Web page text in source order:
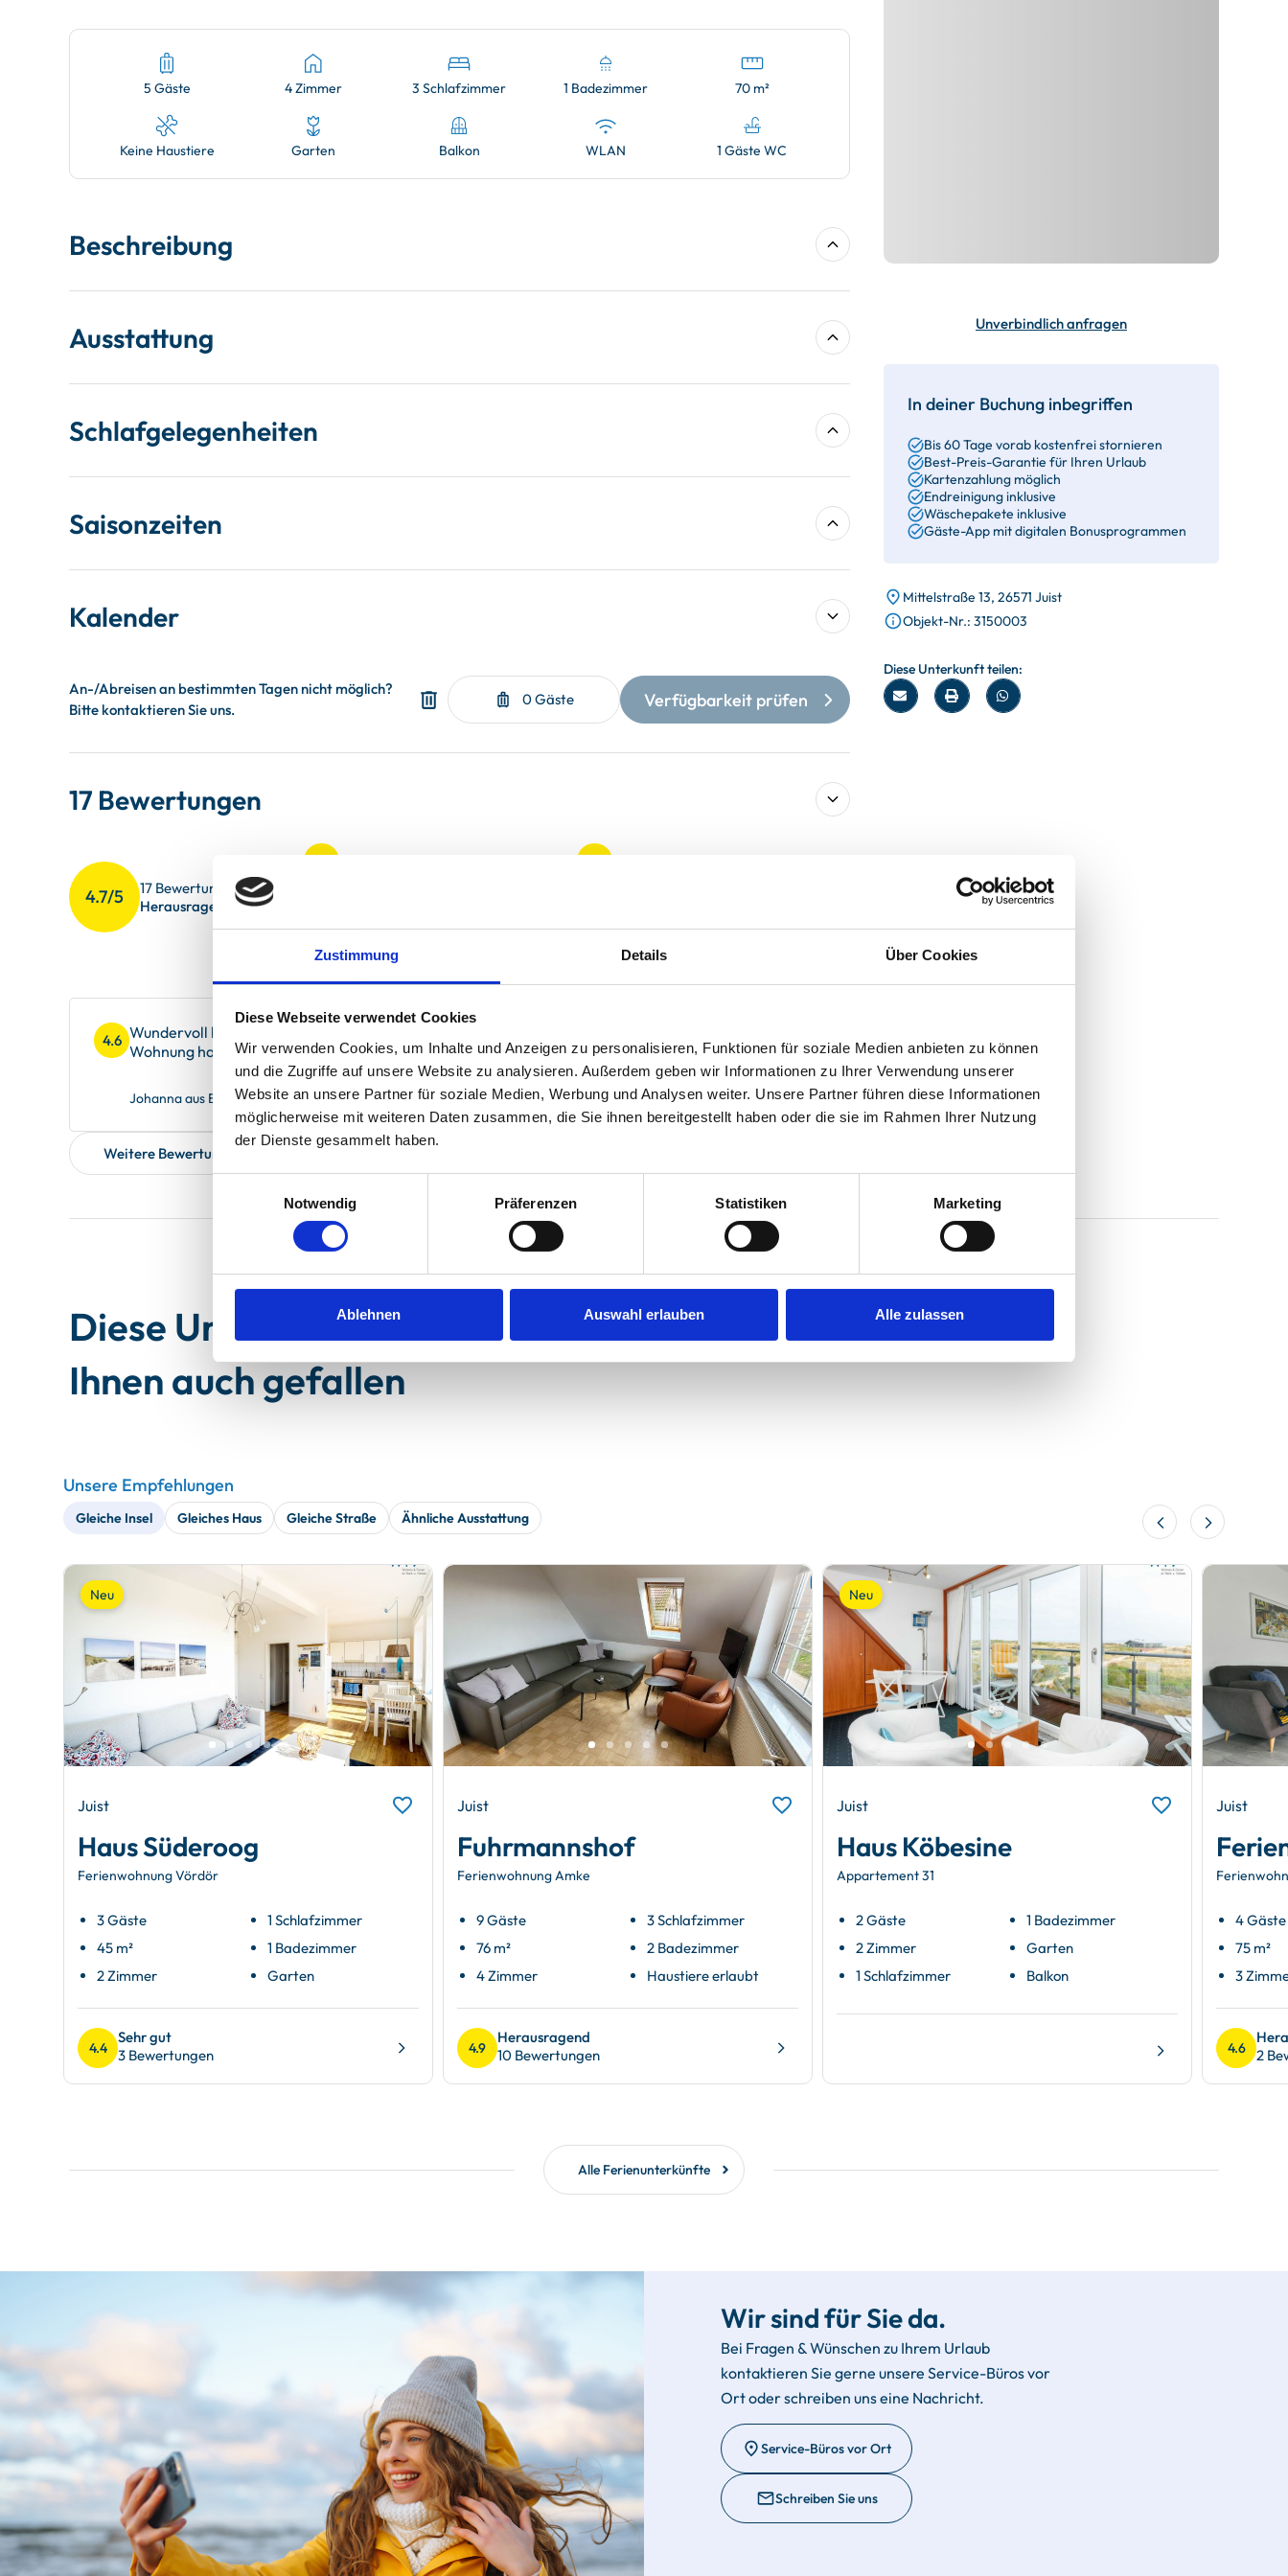
Zustimmung Details Über Cookies
Diese Webseite verwendet Cookies
Wir verwenden Cookies, um Inhalte und Anzeigen zu personalisieren, Funktionen für soziale Medien anbieten zu können
und die Zugriffe auf unsere Website zu analysieren. Außerdem geben wir Informationen zu Ihrer Verwendung unserer
Website an unsere Partner für soziale Medien, Werbung und Analysen weiter. Unsere Partner führen diese Informationen
möglicherweise mit weiteren Daten zusammen, die Sie ihnen bereitgestellt haben oder die sie im Rahmen Ihrer Nutzung
der Dienste gesammelt haben.
Notwendig
Präferenzen Statistiken Marketing
Ablehnen Auswahl erlauben Alle zulassen
5 Gäste 4 Zimmer 3 Schlafzimmer 1 Badezimmer 70 m²
Keine Haustiere Garten Balkon WLAN 1 Gäste WC
Beschreibung
Ausstattung
Schlafgelegenheiten
Saisonzeiten
Kalender
17 Bewertungen
4.7/5
17 Bewertungen
Herausragend
4.7 4.5
4.9 Service
4.6 Wundervoll helle und komplett eingerichtete Ferienwohnung zum Wohl fühlen und entspannen. Die
Wohnung hat wirklich alles, was man zum Urlaub machen braucht.
Johanna aus Baden-Württemberg - Emmendingen, verreist im November 2025
Weitere Bewertungen zeigen
Unverbindlich anfragen
In deiner Buchung inbegriffen
Bis 60 Tage vorab kostenfrei stornieren
Best-Preis-Garantie für Ihren Urlaub
Kartenzahlung möglich
Endreinigung inklusive
Wäschepakete inklusive
Gäste-App mit digitalen Bonusprogrammen
Mittelstraße 13, 26571 Juist
Objekt-Nr.: 3150003
Diese Unterkunft teilen:
Diese Unterkünfte werden
Ihnen auch gefallen
Unsere Empfehlungen
Gleiche Insel Gleiches Haus Gleiche Straße Ähnliche Ausstattung
Neu
Juist
Haus Süderoog
Ferienwohnung Vördör
3 Gäste
45 m²
2 Zimmer
1 Schlafzimmer
1 Badezimmer
Garten
4.4
Sehr gut
3 Bewertungen
Juist
Fuhrmannshof
Ferienwohnung Amke
9 Gäste
76 m²
4 Zimmer
3 Schlafzimmer
2 Badezimmer
Haustiere erlaubt
4.9
Herausragend
10 Bewertungen
Neu
Juist
Haus Köbesine
Appartement 31
2 Gäste
2 Zimmer
1 Schlafzimmer
1 Badezimmer
Garten
Balkon
Juist
4 Gäste
75 m²
3
4.6
2
Alle Ferienunterkünfte
Wir sind für Sie da.
Bei Fragen & Wünschen zu Ihrem Urlaub
kontaktieren Sie gerne unsere Service-Büros vor
Ort oder schreiben uns eine Nachricht.
Service-Büros vor Ort
Schreiben Sie uns